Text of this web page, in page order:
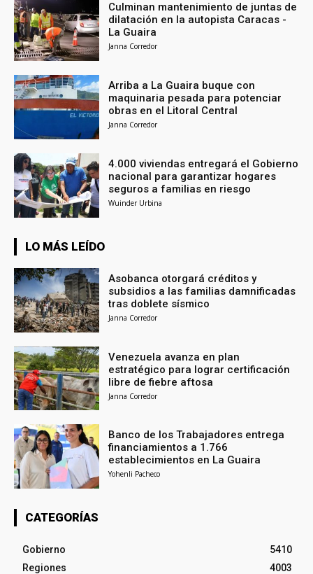
Culminan mantenimiento de juntas de
dilatación en la autopista Caracas -
La Guaira
Janna Corredor
Arriba a La Guaira buque con
maquinaria pesada para potenciar
obras en el Litoral Central
Janna Corredor
4.000 viviendas entregará el Gobierno
nacional para garantizar hogares
seguros a familias en riesgo
Wuinder Urbina
LO MÁS LEÍDO
Asobanca otorgará créditos y
subsidios a las familias damnificadas
tras doblete sísmico
Janna Corredor
Venezuela avanza en plan
estratégico para lograr certificación
libre de fiebre aftosa
Janna Corredor
Banco de los Trabajadores entrega
financiamientos a 1.766
establecimientos en La Guaira
Yohenli Pacheco
CATEGORÍAS
Gobierno
5410
Regiones
4003